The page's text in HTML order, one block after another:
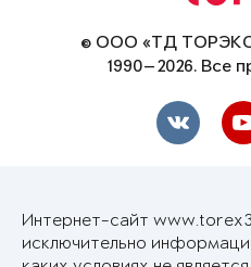
© ООО «ТД
1990—2026. Все
Интернет-сайт
исключительно